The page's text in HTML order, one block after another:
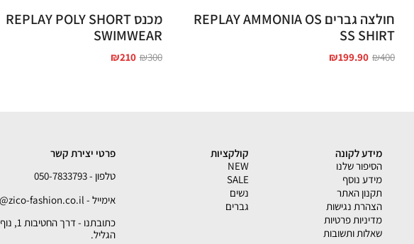
חולצה גברים REPLAY AMMONIA OS
SS SHIRT
₪400
₪199.90
מכנס REPLAY POLY SHORT
SWIMWEAR
₪300
₪210
מידע לקונה
הסיפור שלנו
מידע נוסף
תקנון האתר
הצהרת נגישות
מדיניות פרטיות
שאלות ותשובות
קולקציות
NEW
SALE
נשים
גברים
פרטי יצירת קשר
טלפון - 050-7833793
אימייל - info@zico-fashion.co.il
כתובתנו - דרך החטיבות 1, נוף
הגליל.